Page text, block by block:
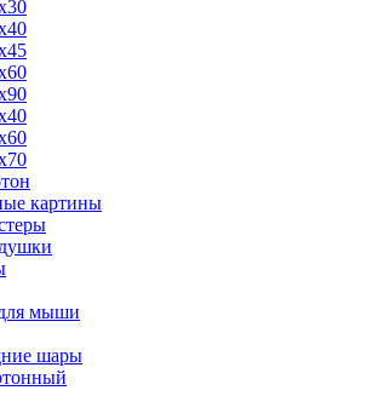
картины
мыши
шары